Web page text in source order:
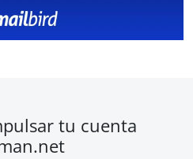
tu cuenta